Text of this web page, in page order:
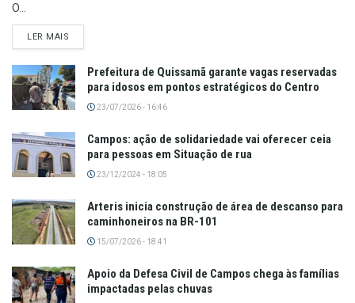
O...
LER MAIS
Prefeitura de Quissamã garante vagas reservadas
para idosos em pontos estratégicos do Centro
23/07/2026 - 16:46
Campos: ação de solidariedade vai oferecer ceia
para pessoas em Situação de rua
23/12/2024 - 18:05
Arteris inicia construção de área de descanso para
caminhoneiros na BR-101
15/07/2026 - 18:41
Apoio da Defesa Civil de Campos chega às famílias
impactadas pelas chuvas